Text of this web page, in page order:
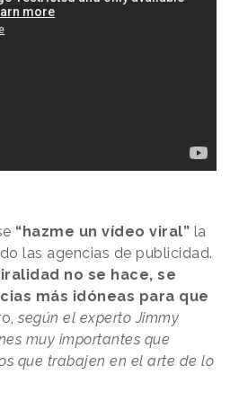
“hazme un vídeo viral” la
las agencias de publicidad.
no se hace, se
más idóneas para que
según el experto Jimmy
muy importantes que
que trabajen en el arte de lo